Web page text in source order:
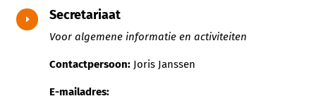
E Secretariaat
Voor algemene informatie en activiteiten
Contactpersoon:Joris Janssen
E-mailadres: